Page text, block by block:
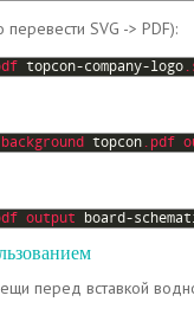
SVG -> PDF):
topcon-company-logo
background topcon.pdf
output board-
перед вставкой